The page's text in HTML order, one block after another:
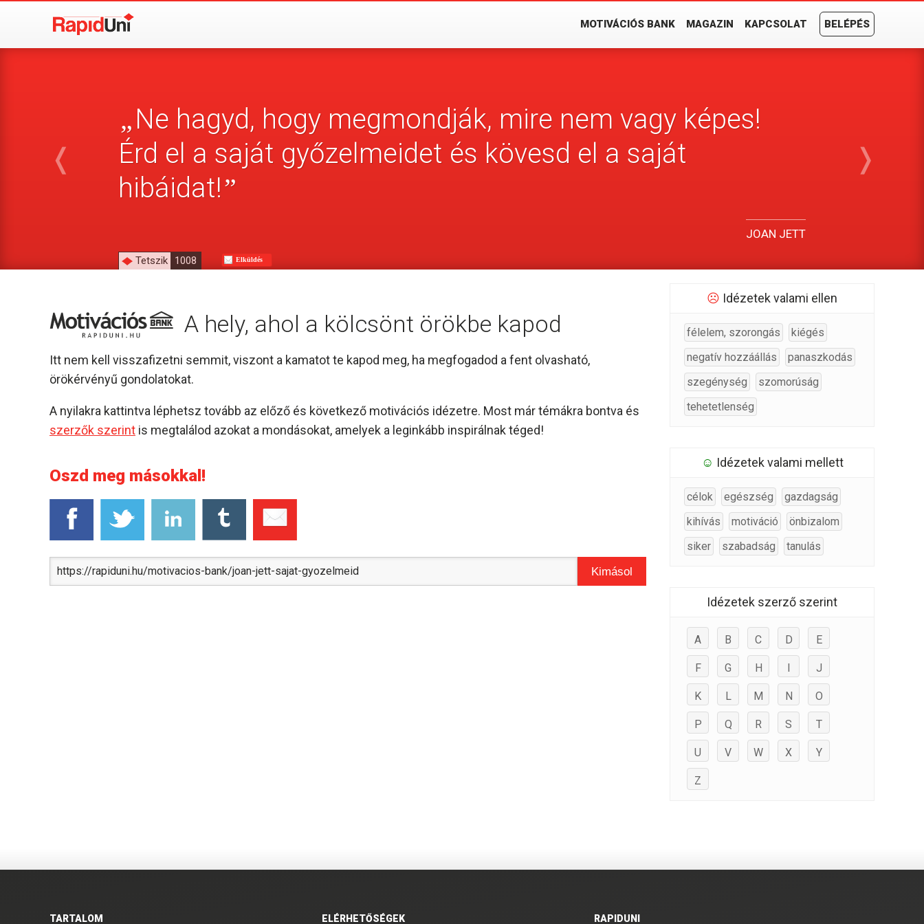
MOTIVÁCIÓS BANK MAGAZIN KAPCSOLAT BELÉPÉS
❬
„Ne hagyd, hogy megmondják, mire nem vagy képes!
Érd el a saját győzelmeidet és kövesd el a saját
hibáidat!”
JOAN JETT
❭
Tetszik 1008 Elküldés
A hely, ahol a kölcsönt örökbe kapod
Itt nem kell visszafizetni semmit, viszont a kamatot te kapod meg, ha megfogadod a fent olvasható,
örökérvényű gondolatokat.
A nyilakra kattintva léphetsz tovább az előző és következő motivációs idézetre. Most már témákra bontva és
szerzők szerint is megtalálod azokat a mondásokat, amelyek a leginkább inspirálnak téged!
Oszd meg másokkal!
Kimásol
☹ Idézetek valami ellen
félelem, szorongás
kiégés
negatív hozzáállás
panaszkodás
szegénység
szomorúság
tehetetlenség
☺ Idézetek valami mellett
célok egészség
gazdagság
kihívás
motiváció
önbizalom
siker
szabadság tanulás
Idézetek szerző szerint
A B C D E
F G H I J
K L M N O
P Q R S T
U V W X Y
Z
TARTALOM ELÉRHETŐSÉGEK RAPIDUNI